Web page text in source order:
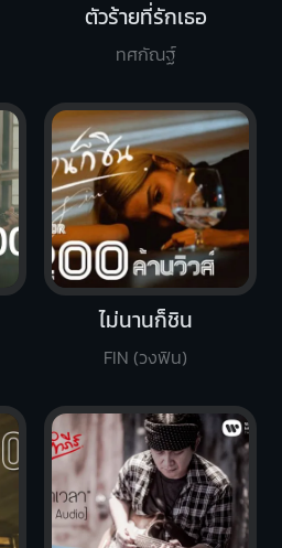
ตัวร้ายที่รักเธอ
ทศกัณฐ์
ไม่นานก็ชิน
FIN (วงฟิน)